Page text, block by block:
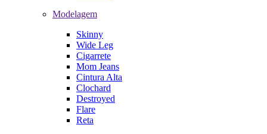
Modelagem
Skinny
Wide Leg
Cigarrete
Mom Jeans
Cintura Alta
Clochard
Destroyed
Flare
Reta